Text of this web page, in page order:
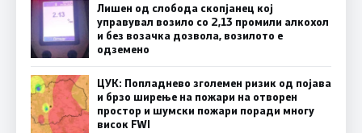
Лишен од слобода скопјанец кој
управувал возило со 2,13 промили алкохол
и без возачка дозвола, возилото е
одземено
ЦУК: Попладнево зголемен ризик од појава
и брзо ширење на пожари на отворен
простор и шумски пожари поради многу
висок FWI